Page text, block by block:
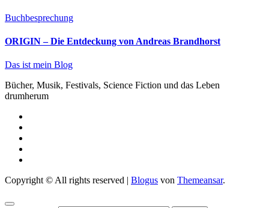
Buchbesprechung
ORIGIN – Die Entdeckung von Andreas Brandhorst
Das ist mein Blog
Bücher, Musik, Festivals, Science Fiction und das Leben
drumherum
Copyright © All rights reserved | Blogus von Themeansar.